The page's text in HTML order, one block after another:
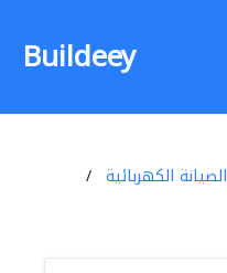
Buildeey
الصيانة الكهربائية